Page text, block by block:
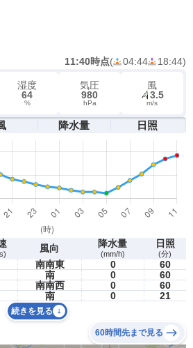
11:40時点( 04:44 18:44)
湿度
64
%
気圧
980
hPa
風
3.5
m/s
降水量 日照
風向 降水量
(mm/h)
日照
(分)
南南東 0
60
南 0
60
南南西 0
60
南 0 21
続きを見る
60時間先まで見る